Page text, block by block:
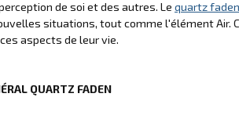
de soi et des autres. Le quartz faden
situations, tout comme l'élément Air.
aspects de leur vie.
QUARTZ FADEN